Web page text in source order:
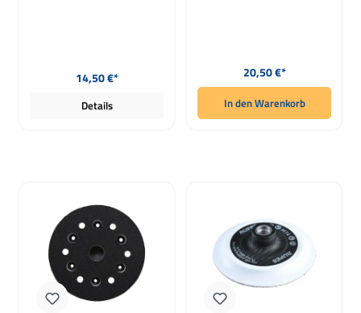
Regulärer Preis:
14,50 €*
Details
Regulärer Preis:
20,50 €*
In den Warenkorb